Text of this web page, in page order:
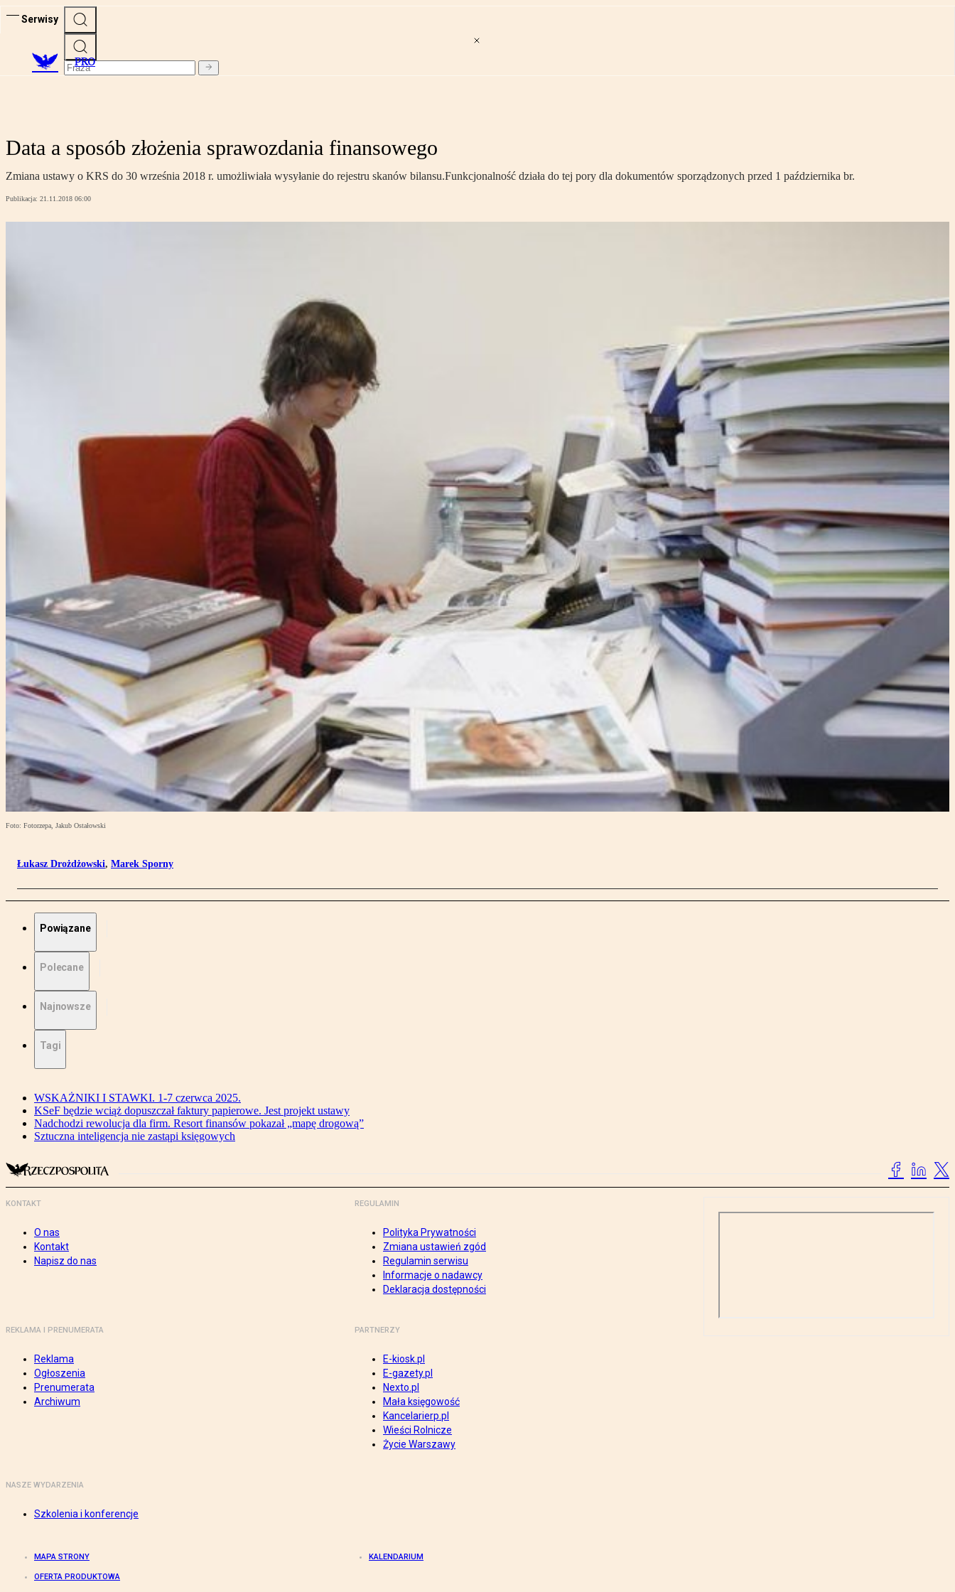
Serwisy
PRO
Data a sposób złożenia sprawozdania finansowego
Zmiana ustawy o KRS do 30 września 2018 r. umożliwiała wysyłanie do rejestru skanów bilansu.Funkcjonalność działa do tej pory dla dokumentów sporządzonych przed 1 października br.
Publikacja: 21.11.2018 06:00
Foto: Fotorzepa, Jakub Ostałowski
Łukasz Drożdżowski, Marek Sporny
Powiązane
Polecane
Najnowsze
Tagi
WSKAŻNIKI I STAWKI. 1-7 czerwca 2025.
KSeF będzie wciąż dopuszczał faktury papierowe. Jest projekt ustawy
Nadchodzi rewolucja dla firm. Resort finansów pokazał „mapę drogową”
Sztuczna inteligencja nie zastąpi księgowych
KONTAKT
O nas
Kontakt
Napisz do nas
REGULAMIN
Polityka Prywatności
Zmiana ustawień zgód
Regulamin serwisu
Informacje o nadawcy
Deklaracja dostępności
REKLAMA I PRENUMERATA
Reklama
Ogłoszenia
Prenumerata
Archiwum
PARTNERZY
E-kiosk.pl
E-gazety.pl
Nexto.pl
Mała księgowość
Kancelarierp.pl
Wieści Rolnicze
Życie Warszawy
NASZE WYDARZENIA
Szkolenia i konferencje
MAPA STRONY KALENDARIUM
OFERTA PRODUKTOWA